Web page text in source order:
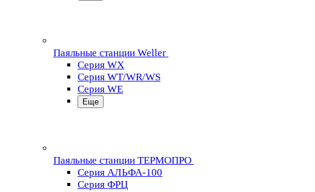
Паяльные станции Weller
Серия WX
Серия WT/WR/WS
Серия WE
Еще
Паяльные станции ТЕРМОПРО
Серия АЛЬФА-100
Серия ФРЦ